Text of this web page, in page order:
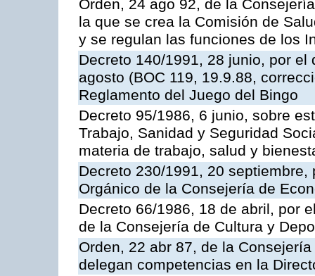
Orden, 24 ago 92, de la
la que se crea la Comisión de
y se regulan las funciones de los
Decreto 140/1991, 28 junio, por
agosto (BOC 119, 19.9.88,
Reglamento del Juego del Bingo
Decreto 95/1986, 6 junio, sobre
Trabajo, Sanidad y Seguridad
materia de trabajo, salud y
Decreto 230/1991, 20
Orgánico de la Consejería de
Decreto 66/1986, 18 de abril, por
de la Consejería de Cultura y
Orden, 22 abr 87, de la
delegan competencias en la